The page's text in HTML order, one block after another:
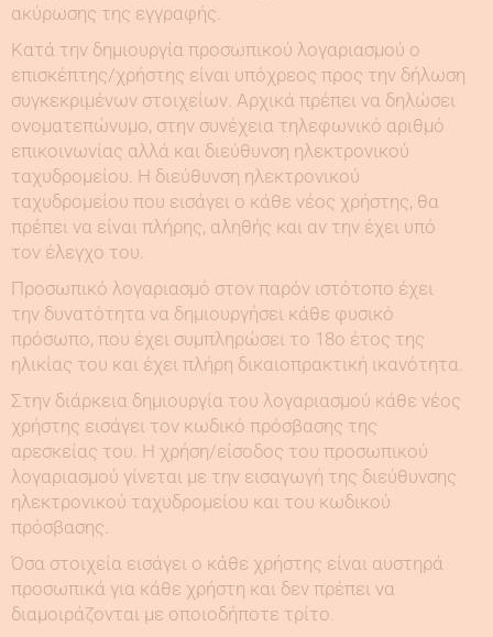
ακύρωσης της εγγραφής.
Κατά την δημιουργία προσωπικού λογαριασμού ο
επισκέπτης/χρήστης είναι υπόχρεος προς την δήλωση
συγκεκριμένων στοιχείων. Αρχικά πρέπει να δηλώσει
ονοματεπώνυμο, στην συνέχεια τηλεφωνικό αριθμό
επικοινωνίας αλλά και διεύθυνση ηλεκτρονικού
ταχυδρομείου. Η διεύθυνση ηλεκτρονικού
ταχυδρομείου που εισάγει ο κάθε νέος χρήστης, θα
πρέπει να είναι πλήρης, αληθής και αν την έχει υπό
τον έλεγχο του.
Προσωπικό λογαριασμό στον παρόν ιστότοπο έχει
την δυνατότητα να δημιουργήσει κάθε φυσικό
πρόσωπο, που έχει συμπληρώσει το 18ο έτος της
ηλικίας του και έχει πλήρη δικαιοπρακτική ικανότητα.
Στην διάρκεια δημιουργία του λογαριασμού κάθε νέος
χρήστης εισάγει τον κωδικό πρόσβασης της
αρεσκείας του. Η χρήση/είσοδος του προσωπικού
λογαριασμού γίνεται με την εισαγωγή της διεύθυνσης
ηλεκτρονικού ταχυδρομείου και του κωδικού
πρόσβασης.
Όσα στοιχεία εισάγει ο κάθε χρήστης είναι αυστηρά
προσωπικά για κάθε χρήστη και δεν πρέπει να
διαμοιράζονται με οποιοδήποτε τρίτο.